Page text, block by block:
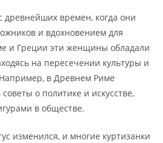
древнейших времен, когда они
и вдохновением для
и Греции эти женщины обладали
на пересечении культуры и
в Древнем Риме
о политике и искусстве,
в обществе.
изменился, и многие куртизанки